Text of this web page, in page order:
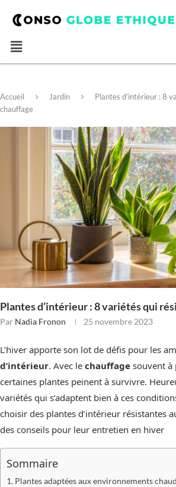
Accueil Jardin
Plantes d’intérieur : 8
chauffage
Plantes d’intérieur : 8 variétés qui
Par Nadia Fronon 25 novembre 2023
L’hiver apporte son lot de défis pour les
d’intérieur. Avec le chauffage souvent à
certaines plantes peinent à survivre.
variétés qui s’adaptent bien à ces
choisir des plantes d’intérieur résistantes
des conseils pour leur entretien en hiver
Sommaire
Plantes adaptées aux environnements